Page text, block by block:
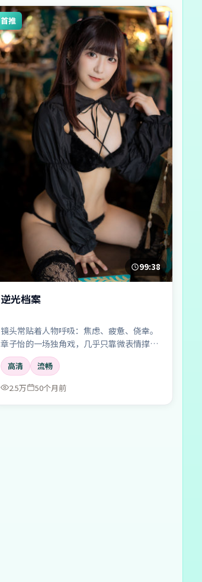
首推
99:38
逆光档案
镜头常贴着人物呼吸：焦虑、疲惫、侥幸。
章子怡的一场独角戏，几乎只靠微表情撑满
整场戏的张力。
高清
流畅
2.5万
50个月前